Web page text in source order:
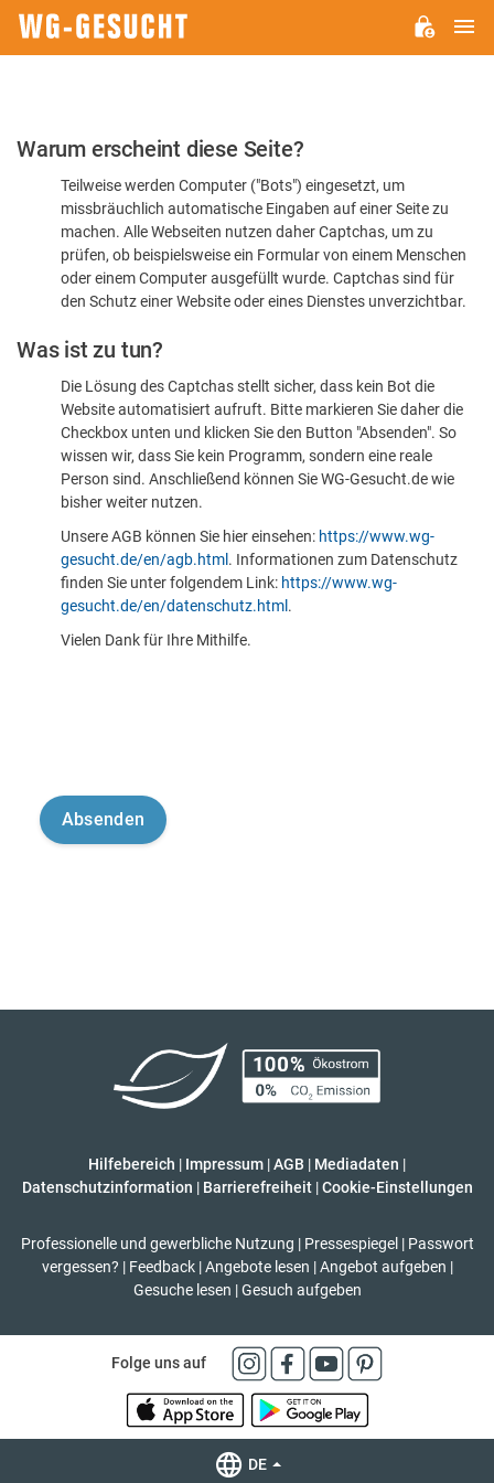
Bitte
dass
sind
Warum erscheint diese Seite?
Teilweise werden Computer ("Bots") eingesetzt, um
missbräuchlich automatische Eingaben auf einer Seite zu
machen. Alle Webseiten nutzen daher Captchas, um zu
prüfen, ob beispielsweise ein Formular von einem Menschen
oder einem Computer ausgefüllt wurde. Captchas sind für
den Schutz einer Website oder eines Dienstes unverzichtbar.
Was ist zu tun?
Die Lösung des Captchas stellt sicher, dass kein Bot die
Website automatisiert aufruft. Bitte markieren Sie daher die
Checkbox unten und klicken Sie den Button "Absenden". So
wissen wir, dass Sie kein Programm, sondern eine reale
Person sind. Anschließend können Sie WG-Gesucht.de wie
bisher weiter nutzen.
Unsere AGB können Sie hier einsehen: https://www.wg-
gesucht.de/en/agb.html . Informationen zum Datenschutz
finden Sie unter folgendem Link: https://www.wg-
gesucht.de/en/datenschutz.html .
Vielen Dank für Ihre Mithilfe.
Hilfebereich | Impressum |AGB | Mediadaten |
Datenschutzinformation | Barrierefreiheit | Cookie-Einstellungen
Professionelle und gewerbliche Nutzung | Pressespiegel | Passwort
vergessen? | Feedback | Angebote lesen | Angebot aufgeben |
Gesuche lesen | Gesuch aufgeben
Folge uns auf
DE